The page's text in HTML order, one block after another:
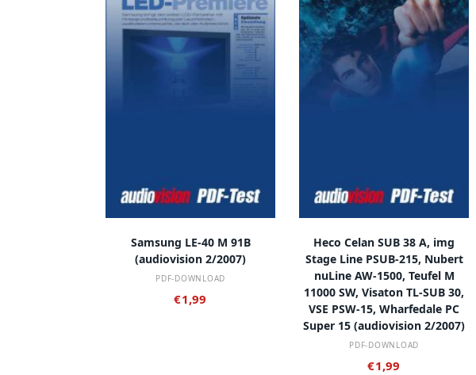
Samsung LE-40 M 91B
(audiovision 2/2007)
PDF-DOWNLOAD
€1,99
Heco Celan SUB 38 A, img
Stage Line PSUB-215, Nubert
nuLine AW-1500, Teufel M
11000 SW, Visaton TL-SUB 30,
VSE PSW-15, Wharfedale PC
Super 15 (audiovision 2/2007)
PDF-DOWNLOAD
€1,99